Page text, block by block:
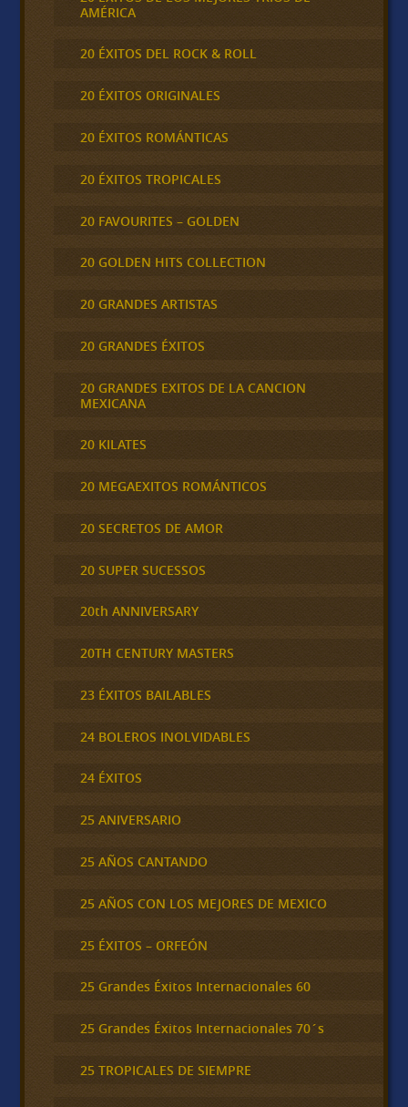
AMÉRICA
20 ÉXITOS DEL ROCK & ROLL
20 ÉXITOS ORIGINALES
20 ÉXITOS ROMÁNTICAS
20 ÉXITOS TROPICALES
20 FAVOURITES – GOLDEN
20 GOLDEN HITS COLLECTION
20 GRANDES ARTISTAS
20 GRANDES ÉXITOS
20 GRANDES EXITOS DE LA CANCION
MEXICANA
20 KILATES
20 MEGAEXITOS ROMÁNTICOS
20 SECRETOS DE AMOR
20 SUPER SUCESSOS
20th ANNIVERSARY
20TH CENTURY MASTERS
23 ÉXITOS BAILABLES
24 BOLEROS INOLVIDABLES
24 ÉXITOS
25 ANIVERSARIO
25 AÑOS CANTANDO
25 AÑOS CON LOS MEJORES DE MEXICO
25 ÉXITOS – ORFEÓN
25 Grandes Éxitos Internacionales 60
25 Grandes Éxitos Internacionales 70´s
25 TROPICALES DE SIEMPRE